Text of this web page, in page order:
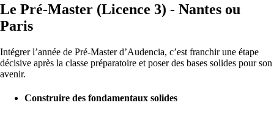
Le Pré-Master (Licence 3) - Nantes ou
Paris
Intégrer l’année de Pré-Master d’Audencia, c’est franchir une étape
décisive après la classe préparatoire et poser des bases solides pour son
avenir.
Construire des fondamentaux solides